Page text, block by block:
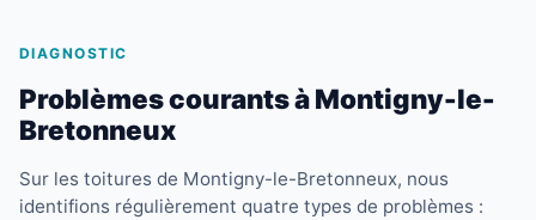
DIAGNOSTIC
Problèmes courants à Montigny-le-
Bretonneux
Sur les toitures de Montigny-le-Bretonneux, nous
identifions régulièrement quatre types de problèmes :